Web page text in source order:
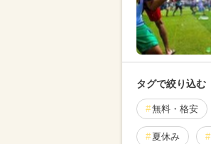
タグで絞り込む
無料・格安
夏休み